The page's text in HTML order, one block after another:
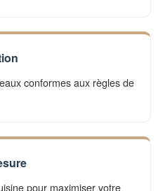
conformes aux règles de
pour maximiser votre